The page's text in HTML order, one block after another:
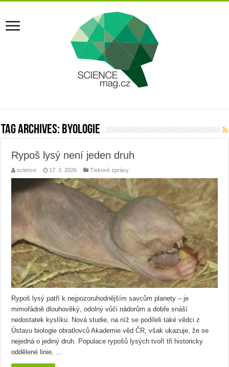
Tag Archives: byologie
Rypoš lysý není jeden druh
science 17. 3. 2026 Tiskové zprávy
Rypoš lysý patří k nejpozoruhodnějším savcům planety – je
mimořádně dlouhověký, odolný vůči nádorům a dobře snáší
nedostatek kyslíku. Nová studie, na níž se podíleli také vědci z
Ústavu biologie obratlovců Akademie věd ČR, však ukazuje, že se
nejedná o jediný druh. Populace rypošů lysých tvoří tři historicky
oddělené linie, …